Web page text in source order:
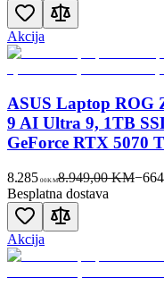
Akcija
ASUS Laptop ROG
9 AI Ultra 9, 1TB
GeForce RTX 5070
8.285 00KM8.949,00 KM−664
Besplatna dostava
Akcija